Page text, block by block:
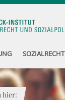
SOZIALRECHT
hier: